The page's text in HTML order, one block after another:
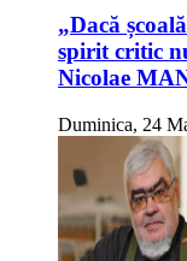
„Dacă
spirit critic
Nicolae
Duminica, 24